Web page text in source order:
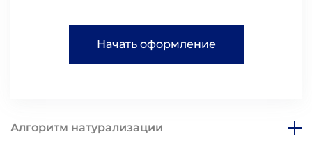
Начать оформление
Алгоритм натурализации